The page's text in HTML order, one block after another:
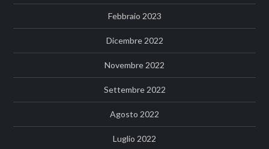
Febbraio 2023
Dicembre 2022
Novembre 2022
Settembre 2022
Agosto 2022
Luglio 2022